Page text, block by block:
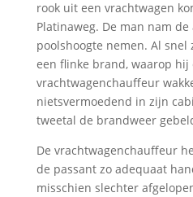
rook uit een vrachtwagen
Platinaweg. De man nam
poolshoogte nemen. Al
een flinke brand, waarop hij
vrachtwagenchauffeur
nietsvermoedend in zijn
tweetal de brandweer
De vrachtwagenchauffeur
de passant zo adequaat
misschien slechter